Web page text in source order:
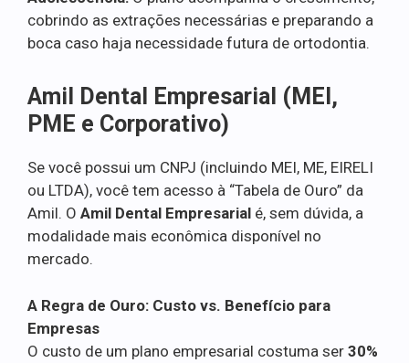
cobrindo as extrações necessárias e preparando a
boca caso haja necessidade futura de ortodontia.
Amil Dental Empresarial (MEI,
PME e Corporativo)
Se você possui um CNPJ (incluindo MEI, ME, EIRELI
ou LTDA), você tem acesso à “Tabela de Ouro” da
Amil. O Amil Dental Empresarial é, sem dúvida, a
modalidade mais econômica disponível no
mercado.
A Regra de Ouro: Custo vs. Benefício para
Empresas
O custo de um plano empresarial costuma ser 30%